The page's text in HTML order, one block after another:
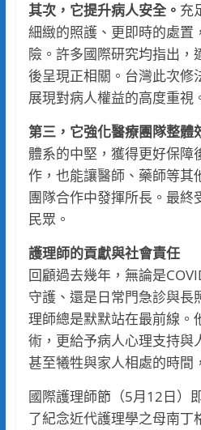
其次，它提升病人安全。 充
細緻的照護、更即時的處置
險。許多國際研究均指出，
後呈現正相關。台灣此次修
展現對病人權益的高度重視
第三，它強化醫療團隊整體
體系的中堅，獲得更好保障
作，也能讓醫師、藥師等其
團隊合作中發揮所長。最終
民眾。
護理師的貢獻與社會責任
回顧過去幾年，無論是
守護、還是日常門急診與長
理師總是默默站在最前線。
術，更給予病人心理支持與
甚至犧牲與家人相處的時間
國際護理師節（5月12日）
了紀念近代護理學之母南丁